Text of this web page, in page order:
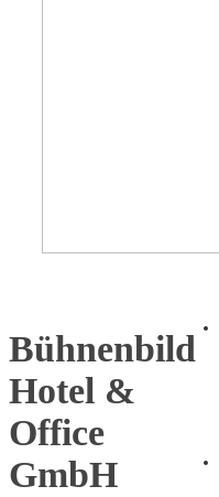
Bühnenbild
Hotel &
Office
GmbH